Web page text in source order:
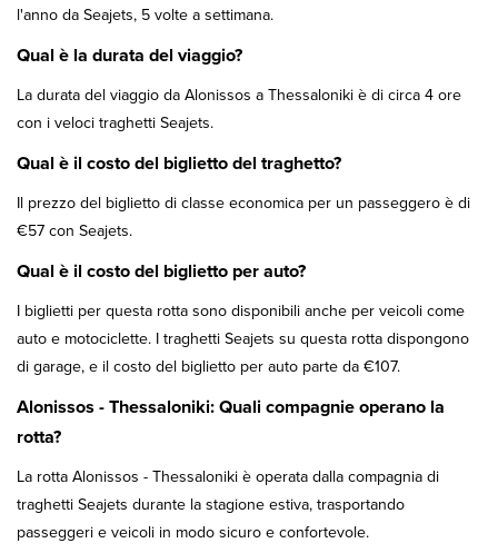
l'anno da Seajets, 5 volte a settimana.
Qual è la durata del viaggio?
La durata del viaggio da Alonissos a Thessaloniki è di circa 4 ore
con i veloci traghetti Seajets.
Qual è il costo del biglietto del traghetto?
Il prezzo del biglietto di classe economica per un passeggero è di
€57 con Seajets.
Qual è il costo del biglietto per auto?
I biglietti per questa rotta sono disponibili anche per veicoli come
auto e motociclette. I traghetti Seajets su questa rotta dispongono
di garage, e il costo del biglietto per auto parte da €107.
Alonissos - Thessaloniki: Quali compagnie operano la
rotta?
La rotta Alonissos - Thessaloniki è operata dalla compagnia di
traghetti Seajets durante la stagione estiva, trasportando
passeggeri e veicoli in modo sicuro e confortevole.